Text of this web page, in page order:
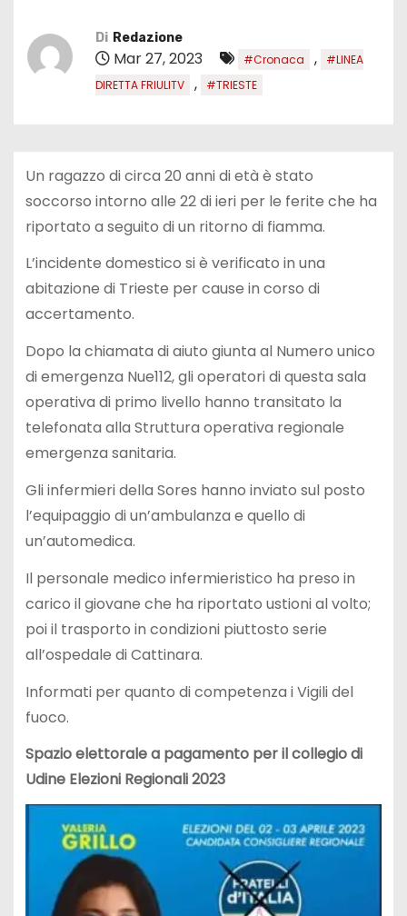
Di Redazione
Mar 27, 2023 #Cronaca ,
#LINEA
DIRETTA FRIULITV
, #TRIESTE
Un ragazzo di circa 20 anni di età è stato
soccorso intorno alle 22 di ieri per le ferite che ha
riportato a seguito di un ritorno di fiamma.
L’incidente domestico si è verificato in una
abitazione di Trieste per cause in corso di
accertamento.
Dopo la chiamata di aiuto giunta al Numero unico
di emergenza Nue112, gli operatori di questa sala
operativa di primo livello hanno transitato la
telefonata alla Struttura operativa regionale
emergenza sanitaria.
Gli infermieri della Sores hanno inviato sul posto
l’equipaggio di un’ambulanza e quello di
un’automedica.
Il personale medico infermieristico ha preso in
carico il giovane che ha riportato ustioni al volto;
poi il trasporto in condizioni piuttosto serie
all’ospedale di Cattinara.
Informati per quanto di competenza i Vigili del
fuoco.
Spazio elettorale a pagamento per il collegio di
Udine Elezioni Regionali 2023